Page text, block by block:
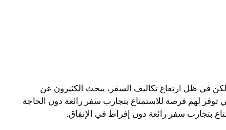
في ظل ارتفاع تكاليف السفر، يبحث الكثيرون عن
توفر لهم فرصة للاستمتاع بتجارب سفر رائعة دون الحاجة
بتجارب سفر رائعة دون إفراط في الإنفاق.